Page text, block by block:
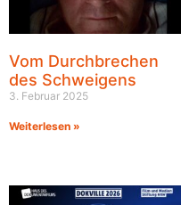
Vom Durchbrechen
des Schweigens
3. Februar 2025
Weiterlesen »